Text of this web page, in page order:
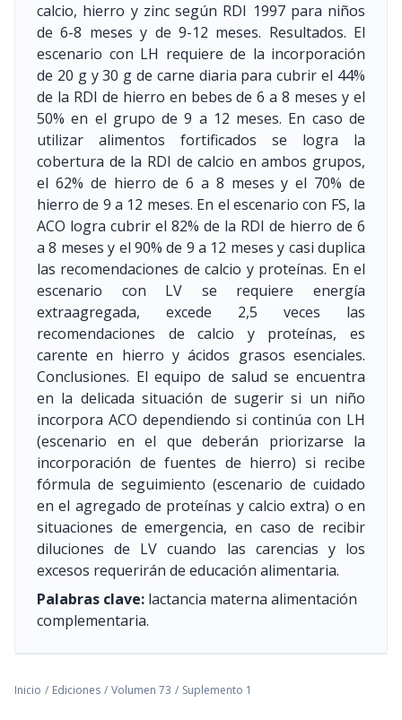
calcio, hierro y zinc según RDI 1997 para niños
de 6-8 meses y de 9-12 meses. Resultados. El
escenario con LH requiere de la incorporación
de 20 g y 30 g de carne diaria para cubrir el 44%
de la RDI de hierro en bebes de 6 a 8 meses y el
50% en el grupo de 9 a 12 meses. En caso de
utilizar alimentos fortificados se logra la
cobertura de la RDI de calcio en ambos grupos,
el 62% de hierro de 6 a 8 meses y el 70% de
hierro de 9 a 12 meses. En el escenario con FS, la
ACO logra cubrir el 82% de la RDI de hierro de 6
a 8 meses y el 90% de 9 a 12 meses y casi duplica
las recomendaciones de calcio y proteínas. En el
escenario con LV se requiere energía
extraagregada, excede 2,5 veces las
recomendaciones de calcio y proteínas, es
carente en hierro y ácidos grasos esenciales.
Conclusiones. El equipo de salud se encuentra
en la delicada situación de sugerir si un niño
incorpora ACO dependiendo si continúa con LH
(escenario en el que deberán priorizarse la
incorporación de fuentes de hierro) si recibe
fórmula de seguimiento (escenario de cuidado
en el agregado de proteínas y calcio extra) o en
situaciones de emergencia, en caso de recibir
diluciones de LV cuando las carencias y los
excesos requerirán de educación alimentaria.
Palabras clave: lactancia materna alimentación
complementaria.
Inicio / Ediciones / Volumen 73 / Suplemento 1